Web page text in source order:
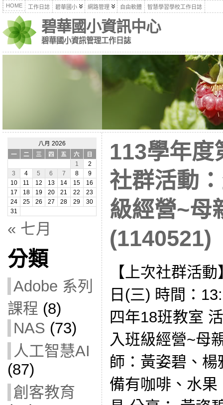
HOME 工作日誌 碧華國小 網路管理 自由軟體 智慧學習學校工作日誌
碧華國小資訊中心
碧華國小資訊管理工作日誌
八月 2026
一
二 三 四 五 六
日
1
2
3
4 5 6 7 8
9
10
11 12 13 14 15
16
17
18 19 20 21 22
23
24
25 26 27 28 29
30
31
« 七月
分類
Adobe 系列
課程 (8)
NAS (73)
人工智慧AI
(87)
創客教育
113學年度
社群活動
級經營~母
(1140521)
【上次社群活
日(三) 時間：
四年18班教室
入班級經營~母
師：黃姿碧、
備有咖啡、水